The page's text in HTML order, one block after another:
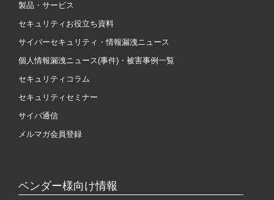
製品・サービス
セキュリティお役立ち資料
サイバーセキュリティ・情報漏洩ニュース
個人情報漏洩ニュース(事件)・被害事例一覧
セキュリティコラム
セキュリティセミナー
サイバ通信
メルマガ会員登録
ベンダー様向け情報